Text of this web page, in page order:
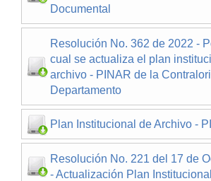
Documental
Resolución No. 362 de 2022 -
cual se actualiza el plan
archivo - PINAR de la
Departamento
Plan Institucional de Archivo -
Resolución No. 221 del 17 de
- Actualización Plan